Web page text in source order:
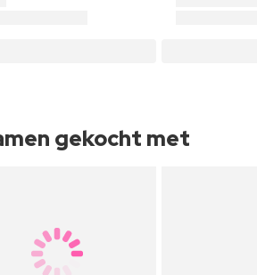
gekocht met